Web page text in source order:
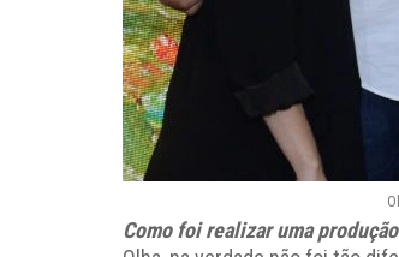
Como foi realizar uma